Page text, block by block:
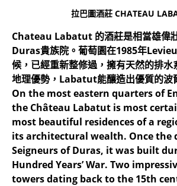
拉巴圖酒莊 CHATEAU
Chateau Labatut 的酒莊是相當雄偉
Duras貴族院。葡萄園在1985年
候，已經重新整修過，擁有天然的排水
地理優勢，Labatut能釀造出優質的波
On the most eastern quarters of
the Château Labatut is most
most beautiful residences of a
its architectural wealth. Once the
Seigneurs of Duras, it was built
Hundred Years’ War. Two
towers dating back to the 15th